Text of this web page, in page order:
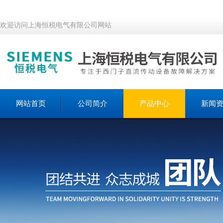
欢迎访问上海恒税电气有限公司网站
网站首页 公司简介 产品中心 新闻